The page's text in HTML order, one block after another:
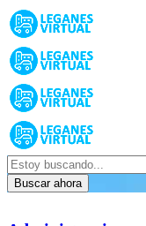
Buscar ahora